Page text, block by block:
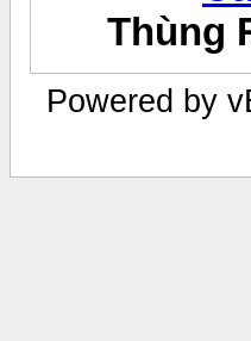
Thùng
Powered by